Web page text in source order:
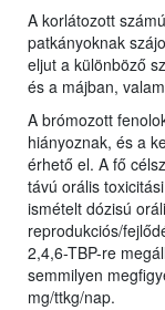
A korlátozott
patkányoknak
eljut a különböző
és a májban,
A brómozott
hiányoznak, és a
érhető el. A fő
távú orális
ismételt dózisú
reprodukciós/
2,4,6-TBP-re
semmilyen
mg/ttkg/nap.